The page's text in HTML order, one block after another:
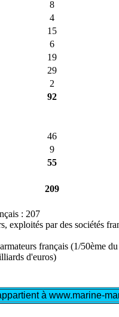
8
4
15
6
19
29
2
92
46
9
55
209
: 207
exploités par des sociétés
français (1/50ème
d'euros)
à www.marine-